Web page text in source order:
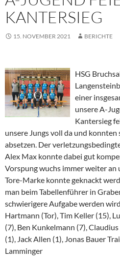
KANTERSIEG
15. NOVEMBER 2021 BERICHTE
HSG
einer
unsere A-
Kantersieg
unsere Jungs voll da und konnten
absetzen. Der
Alex Max konnte dabei gut
Vorspung wuchs immer weiter an
Tore-Marke konnte geknackt
man beim Tabellenführer in
schwierigere Aufgabe werden
Hartmann (Tor), Tim Keller (15),
(7), Ben Kunkelmann (7),
(1), Jack Allen (1), Jonas Bauer
Lamminger